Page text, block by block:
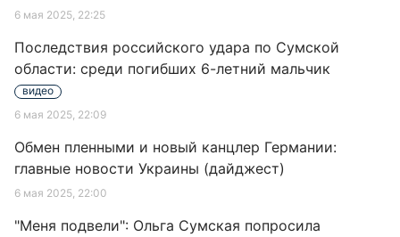
6 мая 2025, 22:25
Последствия российского удара по Сумской
области: среди погибших 6-летний мальчик
видео
6 мая 2025, 22:09
Обмен пленными и новый канцлер Германии:
главные новости Украины (дайджест)
6 мая 2025, 22:00
"Меня подвели": Ольга Сумская попросила